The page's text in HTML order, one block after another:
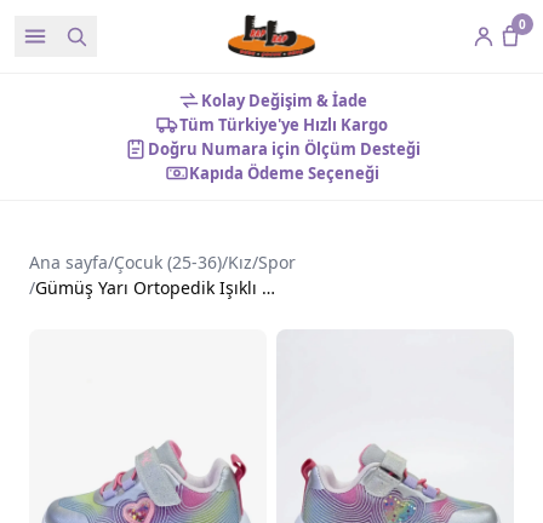
0
Kolay Değişim & İade
Tüm Türkiye'ye Hızlı Kargo
Doğru Numara için Ölçüm Desteği
Kapıda Ödeme Seçeneği
Ana sayfa/Çocuk (25-36)/Kız/Spor
/
Gümüş Yarı Ortopedik Işıklı Kız Çocuk Spor Ayakkabı